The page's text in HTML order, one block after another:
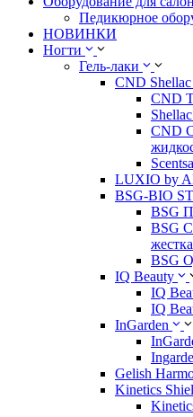
Педикюрное
НОВИНКИ
Ногти
Гель-лаки
CND Shellac
CND
CND
LUXIO by
BSG-BIO
BSG
BSG
BSG
IQ Beauty
IQ
IQ
InGarden
Gelish
Kinetics